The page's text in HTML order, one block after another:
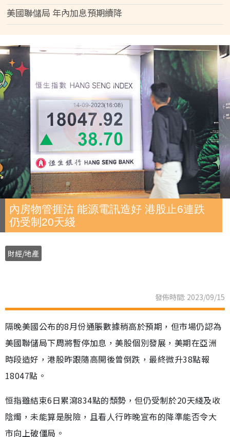
美國聯儲局 年內加息預期續降
內房物管捱沽 能源電訊造好 港股止6連跌
仍受制20天綫
財經/地產
發佈時間: 2023/09/15
隔晚美國公布的8月份通脹數據稍高於預期，但市場仍認為
美國聯儲局下周將暫停加息，美股個別發展，美期在亞洲
時段造好，港股昨跟隨高開後曾倒跌，最終微升38點報
18047點。
恒指雖結束6日累瀉834點的頹勢，但仍受制於20天綫及收
陰燭，未能算是脫險，且看人行昨晚宣布的降準能否令大
市向上破僵局。